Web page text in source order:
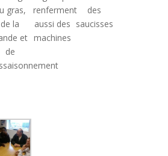
gras,
de la
et
de
renferment
aussi des
machines
des
saucisses